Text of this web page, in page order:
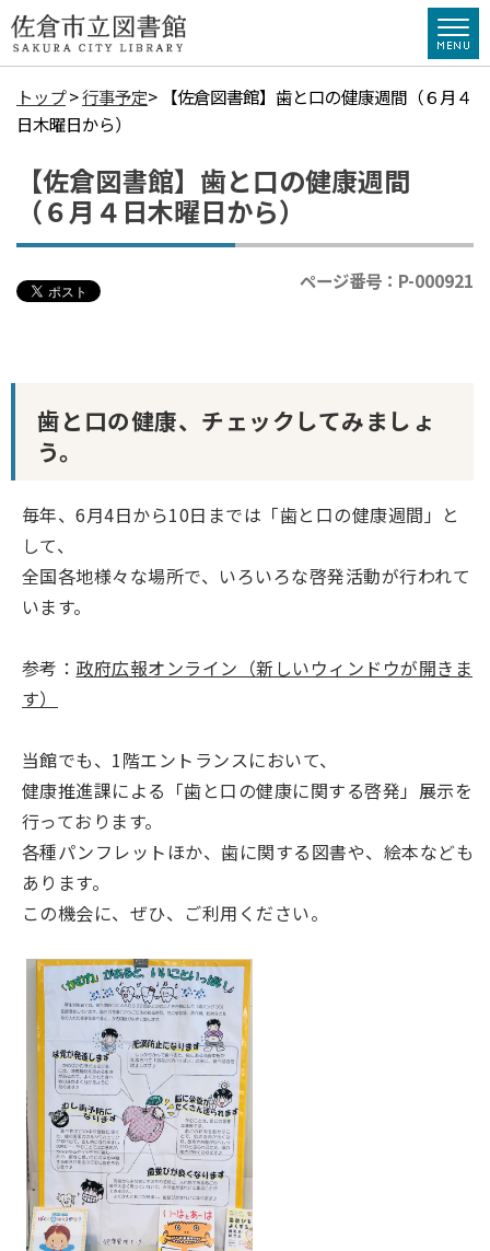
トップ>行事予定> 【佐倉図書館】歯と口の健康週間（６月４
日木曜日から）
【佐倉図書館】歯と口の健康週間
（６月４日木曜日から）
ページ番号：P-000921
歯と口の健康、チェックしてみましょ
う。
毎年、6月4日から10日までは「歯と口の健康週間」と
して、
全国各地様々な場所で、いろいろな啓発活動が行われて
います。
参考： 政府広報オンライン（新しいウィンドウが開きま
す）
当館でも、1階エントランスにおいて、
健康推進課による「歯と口の健康に関する啓発」展示を
行っております。
各種パンフレットほか、歯に関する図書や、絵本なども
あります。
この機会に、ぜひ、ご利用ください。